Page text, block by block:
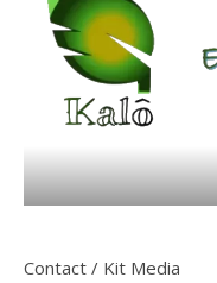
Contact / Kit Media